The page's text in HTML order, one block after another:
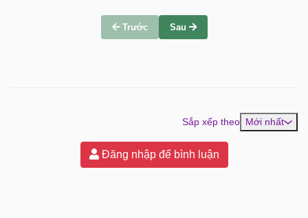
Trước Sau
Sắp xếp theo Mới nhất
Đăng nhập để bình luận